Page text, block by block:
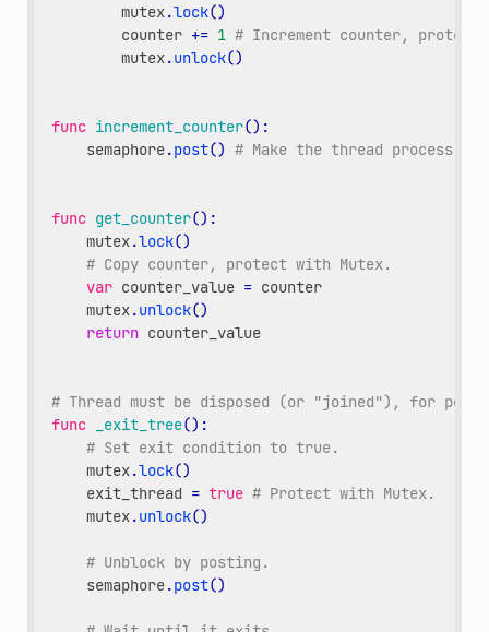
mutex.lock()
counter += 1 # Increment counter, protect
mutex.unlock()
func increment_counter():
semaphore.post() # Make the thread process.
func get_counter():
mutex.lock()
# Copy counter, protect with Mutex.
var counter_value = counter
mutex.unlock()
return counter_value
# Thread must be disposed (or "joined"), for
func
_exit_tree():
# Set exit condition to true.
mutex.lock()
exit_thread = true # Protect with Mutex.
mutex.unlock()
# Unblock by posting.
semaphore.post()